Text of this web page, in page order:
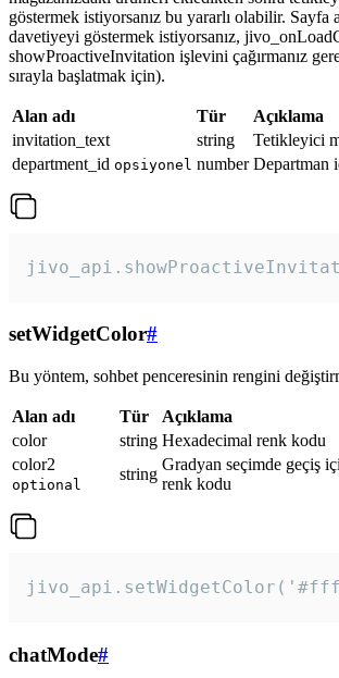
göstermek istiyorsanız bu yararlı olabilir. Sayfa
davetiyeyi göstermek istiyorsanız,
showProactiveInvitation işlevini çağırmanız
sırayla başlatmak için).
Alan adı Tür
Açıklama
invitation_text
string
Tetikleyici
department_id opsiyonel number Departman
setWidgetColor#
Bu yöntem, sohbet penceresinin rengini
Alan adı Tür
Açıklama
color
string Hexadecimal renk kodu
color2
optional
string
Gradyan seçimde geçiş
renk kodu
chatMode#